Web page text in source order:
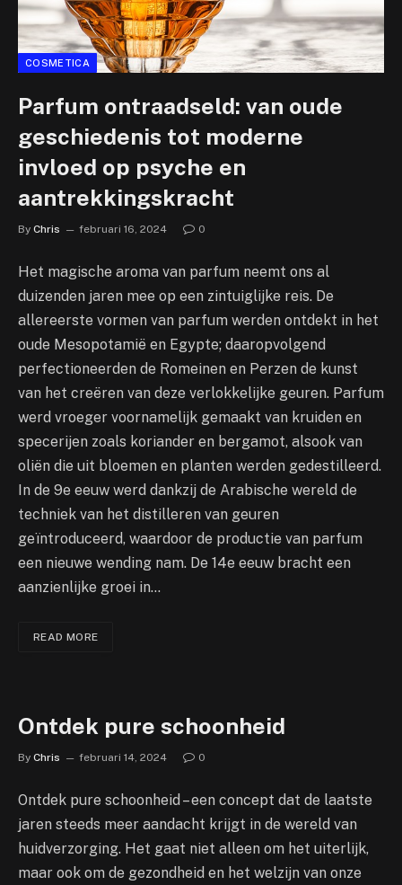
COSMETICA
Parfum ontraadseld: van oude
geschiedenis tot moderne
invloed op psyche en
aantrekkingskracht
By Chris februari 16, 2024 0
Het magische aroma van parfum neemt ons al
duizenden jaren mee op een zintuiglijke reis. De
allereerste vormen van parfum werden ontdekt in het
oude Mesopotamië en Egypte; daaropvolgend
perfectioneerden de Romeinen en Perzen de kunst
van het creëren van deze verlokkelijke geuren. Parfum
werd vroeger voornamelijk gemaakt van kruiden en
specerijen zoals koriander en bergamot, alsook van
oliën die uit bloemen en planten werden gedestilleerd.
In de 9e eeuw werd dankzij de Arabische wereld de
techniek van het distilleren van geuren
geïntroduceerd, waardoor de productie van parfum
een nieuwe wending nam. De 14e eeuw bracht een
aanzienlijke groei in…
READ MORE
Ontdek pure schoonheid
By Chris februari 14, 2024 0
Ontdek pure schoonheid – een concept dat de laatste
jaren steeds meer aandacht krijgt in de wereld van
huidverzorging. Het gaat niet alleen om het uiterlijk,
maar ook om de gezondheid en het welzijn van onze